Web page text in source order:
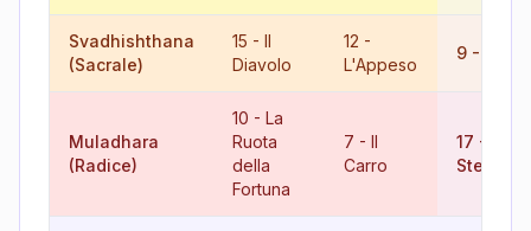
Svadhishthana
(Sacrale)
15 - Il
Diavolo
12 -
L'Appeso
9 -
Muladhara
(Radice)
10 - La
Ruota
della
Fortuna
7 - Il
Carro
17 -
Stella